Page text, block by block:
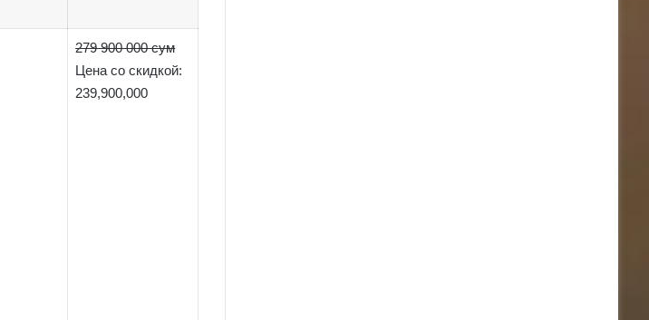
279 900 000 сум
Цена со скидкой:
239,900,000